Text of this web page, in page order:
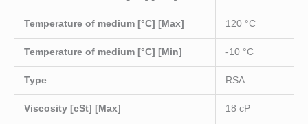
Temperature of medium [°C] [Max] 120 °C
Temperature of medium [°C] [Min] -10 °C
Type RSA
Viscosity [cSt] [Max] 18 cP